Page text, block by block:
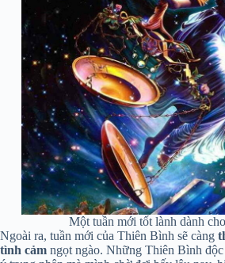
Một tuần mới tốt lành dành
Ngoài ra, tuần mới của Thiên Bình sẽ càng
tình cảm ngọt ngào. Những Thiên Bình